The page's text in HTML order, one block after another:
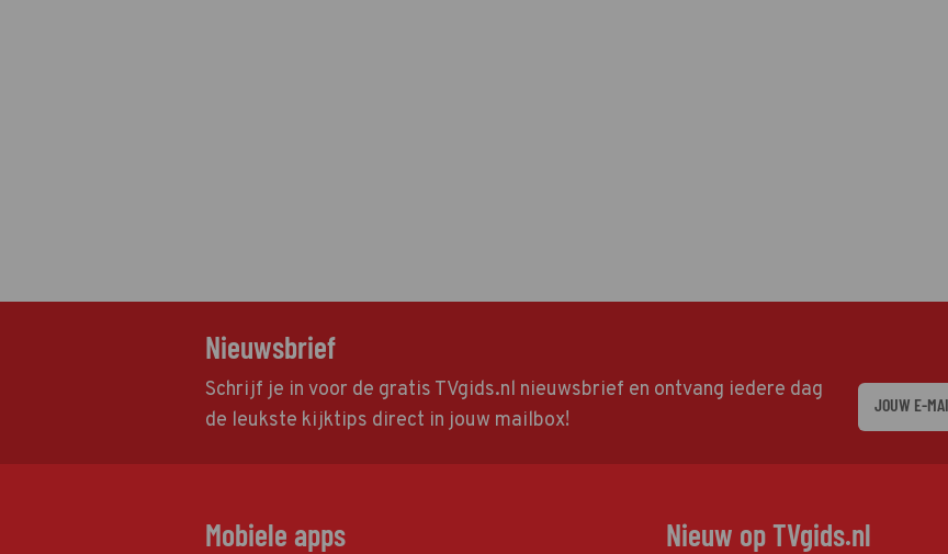
Nieuwsbrief
Schrijf je in voor de gratis TVgids.nl nieuwsbrief en ontvang iedere dag
de leukste kijktips direct in jouw mailbox!
Mobiele apps Nieuw op TVgids.nl